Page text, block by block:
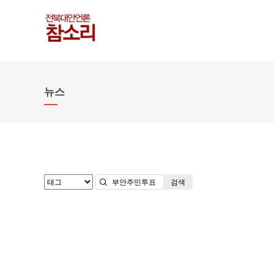
뉴스
검색